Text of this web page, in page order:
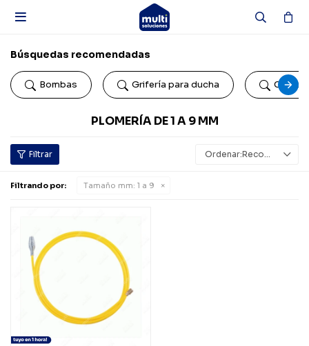

Búsquedas recomendadas
Bombas Grifería para ducha Colillas
PLOMERÍA DE 1 A 9 MM
Recomendados
Filtrando por: Tamaño mm: 1 a 9